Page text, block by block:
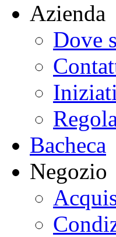
Azienda
Dove
Bacheca
Negozio